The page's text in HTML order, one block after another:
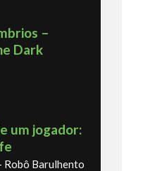
–
Dark
um jogador:
Robô Barulhento